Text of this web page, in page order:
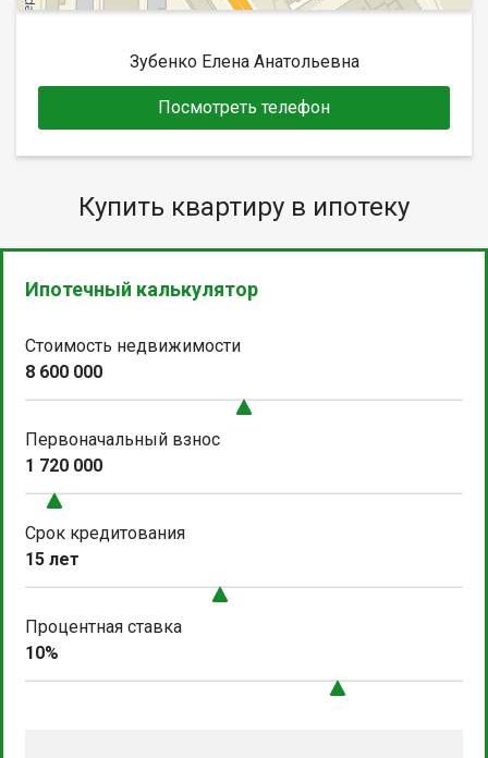
Зубенко Елена Анатольевна
Посмотреть телефон
Купить квартиру в ипотеку
Ипотечный калькулятор
Стоимость недвижимости
8 600 000
Первоначальный взнос
1 720 000
Срок кредитования
15 лет
Процентная ставка
10%